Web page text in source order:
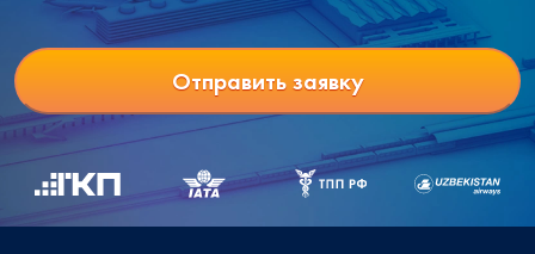
Отправить заявку